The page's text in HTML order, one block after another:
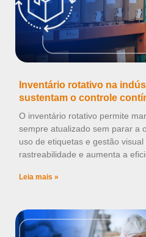
Inventário rotativo na
sustentam o controle
O inventário rotativo permite
sempre atualizado sem parar a
uso de etiquetas e gestão
rastreabilidade e aumenta a
Leia mais »